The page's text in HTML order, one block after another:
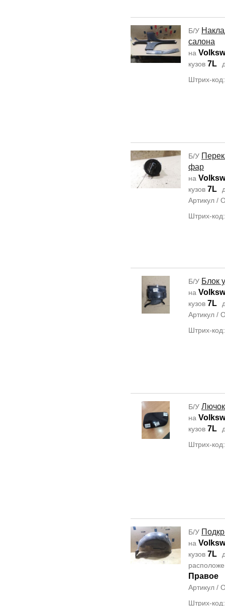
Б/У
салона
на
кузов 7L
Штрих-
Б/У
фар
на
кузов 7L
Артикул /
Штрих-
Б/У Блок
на
кузов 7L
Артикул /
Штрих-
Б/У Лючок
на
кузов 7L
Штрих-
Б/У
на
кузов 7L
Правое
Артикул /
Штрих-